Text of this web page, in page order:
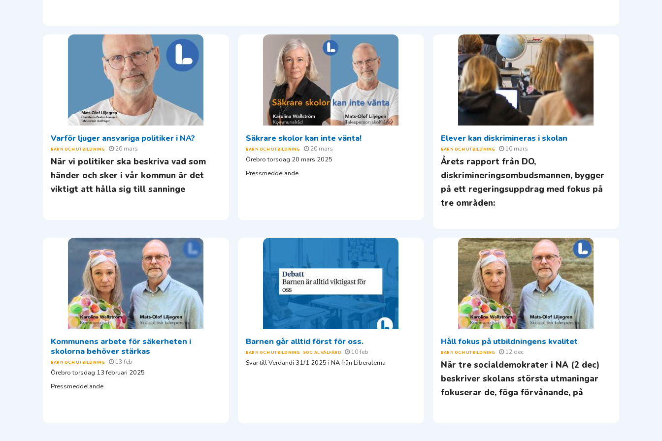
Varför ljuger ansvariga politiker i NA?
BARN OCH UTBILDNING 26 mars
När vi politiker ska beskriva vad som
händer och sker i vår kommun är det
viktigt att hålla sig till sanninge
Säkrare skolor kan inte vänta!
BARN OCH UTBILDNING 20 mars
Örebro torsdag 20 mars 2025
Pressmeddelande
Elever kan diskrimineras i skolan
BARN OCH UTBILDNING 10 mars
Årets rapport från DO,
diskrimineringsombudsmannen, bygger
på ett regeringsuppdrag med fokus på
tre områden:
Kommunens arbete för säkerheten i
skolorna behöver stärkas
BARN OCH UTBILDNING 13 feb
Örebro torsdag 13 februari 2025
Pressmeddelande
Barnen går alltid först för oss.
BARN OCH UTBILDNING SOCIAL VÄLFÄRD 10 feb
Svar till Verdandi 31/1 2025 i NA från Liberalerna
Håll fokus på utbildningens kvalitet
BARN OCH UTBILDNING 12 dec
När tre socialdemokrater i NA (2 dec)
beskriver skolans största utmaningar
fokuserar de, föga förvånande, på